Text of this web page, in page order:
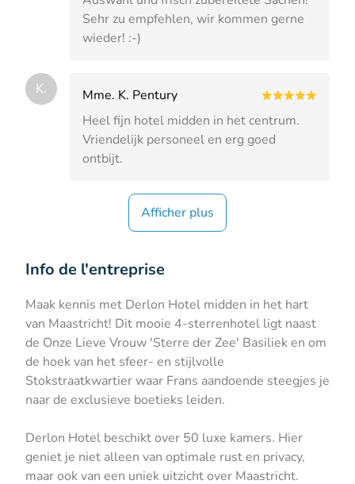
Sehr zu empfehlen, wir kommen gerne
wieder! :-)
K.
Mme. K. Pentury
Heel fijn hotel midden in het centrum.
Vriendelijk personeel en erg goed
ontbijt.
Afficher plus
Info de l'entreprise
Maak kennis met Derlon Hotel midden in het hart
van Maastricht! Dit mooie 4-sterrenhotel ligt naast
de Onze Lieve Vrouw 'Sterre der Zee' Basiliek en om
de hoek van het sfeer- en stijlvolle
Stokstraatkwartier waar Frans aandoende steegjes je
naar de exclusieve boetieks leiden.
Derlon Hotel beschikt over 50 luxe kamers. Hier
geniet je niet alleen van optimale rust en privacy,
maar ook van een uniek uitzicht over Maastricht.